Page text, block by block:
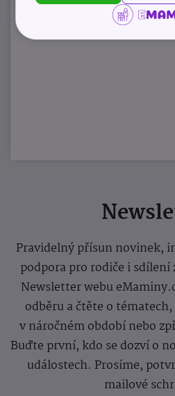
Pravidelný přísun novinek,
podpora pro rodiče i
Newsletter webu
odběru a čtěte o
v náročném období nebo
Buďte první, kdo se dozví o
událostech. Prosíme,
mailové